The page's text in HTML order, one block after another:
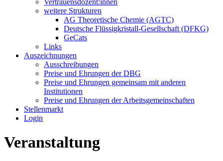
Vertrauensdozent:innen
weitere Strukturen
AG Theoretische Chemie (AGTC)
Deutsche Flüssigkristall-Gesellschaft (DFKG)
GeCats
Links
Auszeichnungen
Ausschreibungen
Preise und Ehrungen der DBG
Preise und Ehrungen gemeinsam mit anderen
Institutionen
Preise und Ehrungen der Arbeitsgemeinschaften
Stellenmarkt
Login
Veranstaltung